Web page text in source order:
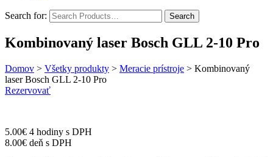
Search for:
Kombinovaný laser Bosch GLL 2-10 Pro
Domov > Všetky produkty > Meracie prístroje > Kombinovaný
laser Bosch GLL 2-10 Pro
Rezervovať
5.00€ 4 hodiny s DPH
8.00€ deň s DPH